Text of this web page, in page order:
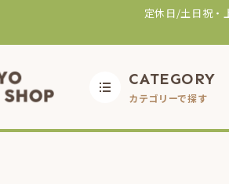
定休日/土日祝・
CATEGORY
カテゴリーで探す